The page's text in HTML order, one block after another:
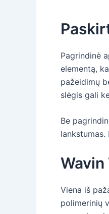
Pagrindinė
elementą,
pažeidimų
slėgis gali
Be
Viena iš
polimerinių